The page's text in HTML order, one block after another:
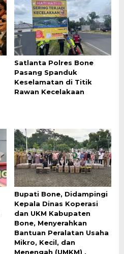
Satlanta Polres Bone
Pasang Spanduk
Keselamatan di Titik
Rawan Kecelakaan
Bupati Bone, Didampingi
Kepala Dinas Koperasi
dan UKM Kabupaten
Bone, Menyerahkan
Bantuan Peralatan Usaha
Mikro, Kecil, dan
Menengah (UMKM) ,